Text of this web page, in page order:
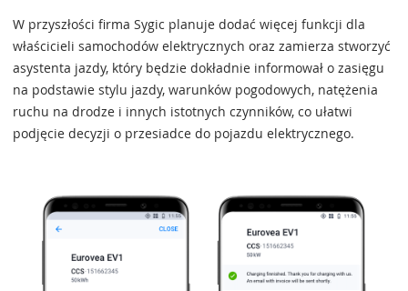
W przyszłości firma Sygic planuje dodać więcej funkcji dla
właścicieli samochodów elektrycznych oraz zamierza stworzyć
asystenta jazdy, który będzie dokładnie informował o zasięgu
na podstawie stylu jazdy, warunków pogodowych, natężenia
ruchu na drodze i innych istotnych czynników, co ułatwi
podjęcie decyzji o przesiadce do pojazdu elektrycznego.